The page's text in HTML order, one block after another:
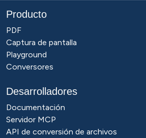
Producto
PDF
Captura de pantalla
Playground
Conversores
Desarrolladores
Documentación
Servidor MCP
API de conversión de archivos